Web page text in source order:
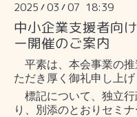
2025 /03 /07 18:39
中小企業支援者向
ー開催のご案内
平素は、本会事業の
ただき厚く御礼申し上げ
標記について、独立
り、
別添のとおりセミ